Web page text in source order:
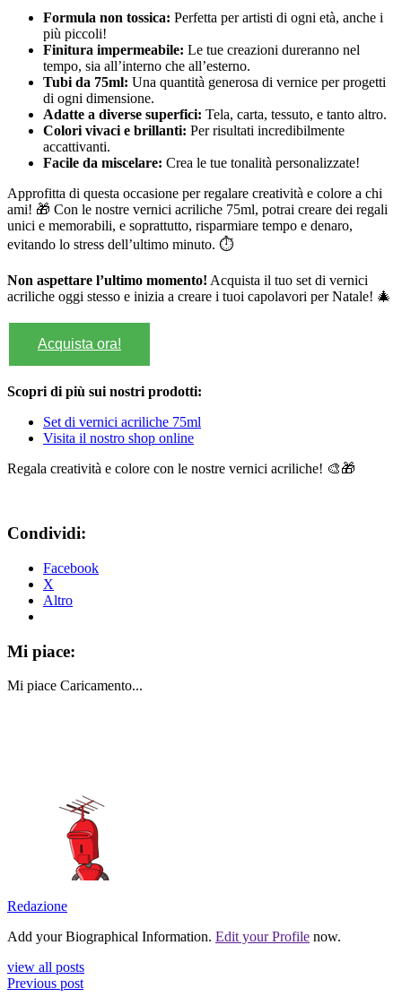
Formula non tossica: Perfetta per artisti di ogni età, anche i
più piccoli!
Finitura impermeabile: Le tue creazioni dureranno nel
tempo, sia all’interno che all’esterno.
Tubi da 75ml: Una quantità generosa di vernice per progetti
di ogni dimensione.
Adatte a diverse superfici: Tela, carta, tessuto, e tanto altro.
Colori vivaci e brillanti: Per risultati incredibilmente
accattivanti.
Facile da miscelare: Crea le tue tonalità personalizzate!
Approfitta di questa occasione per regalare creatività e colore a chi
ami! 🎁 Con le nostre vernici acriliche 75ml, potrai creare dei regali
unici e memorabili, e soprattutto, risparmiare tempo e denaro,
evitando lo stress dell’ultimo minuto. ⏱️
Non aspettare l’ultimo momento! Acquista il tuo set di vernici
acriliche oggi stesso e inizia a creare i tuoi capolavori per Natale! 🎄
Acquista ora!
Scopri di più sui nostri prodotti:
Set di vernici acriliche 75ml
Visita il nostro shop online
Regala creatività e colore con le nostre vernici acriliche! 🎨🎁
Condividi:
Facebook
X
Altro
Mi piace:
Mi piace Caricamento...
Redazione
Add your Biographical Information. Edit your Profile now.
view all posts
Previous post